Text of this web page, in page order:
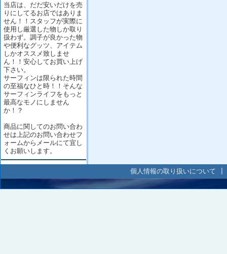
当店は、だだ安いだけを売
りにしてるお店ではありま
せん！！スタッフが実際に
使用し厳選した物しか取り
扱わず。調子が良かった物
や便利なグッツ、アイテム
しかオススメ致しませ
ん！！安心してお買い上げ
下さい。
サーフィンは限られた時間
の至福なひと時！！そんな
サーフィンライフをもっと
最高なモノにしません
か！？
商品に関してのお問い合わ
せは上記のお問い合わせフ
ォームからメールにて宜し
くお願いします。
個人情報の取り扱いについて